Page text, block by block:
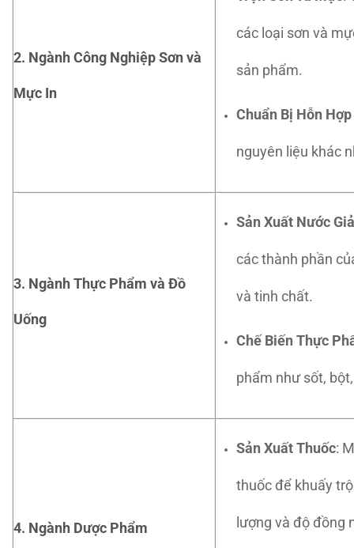
2. Ngành Công Nghiệp Sơn và
Mực In
các loại sơn và
sản phẩm.
Chuẩn Bị Hỗn
nguyên liệu khác
3. Ngành Thực Phẩm và Đồ
Uống
Sản Xuất Nước
các thành phần
và tinh chất.
Chế Biến Thực
phẩm như sốt,
4. Ngành Dược Phẩm
Sản Xuất Thuốc:
thuốc để khuấy
lượng và độ đồng